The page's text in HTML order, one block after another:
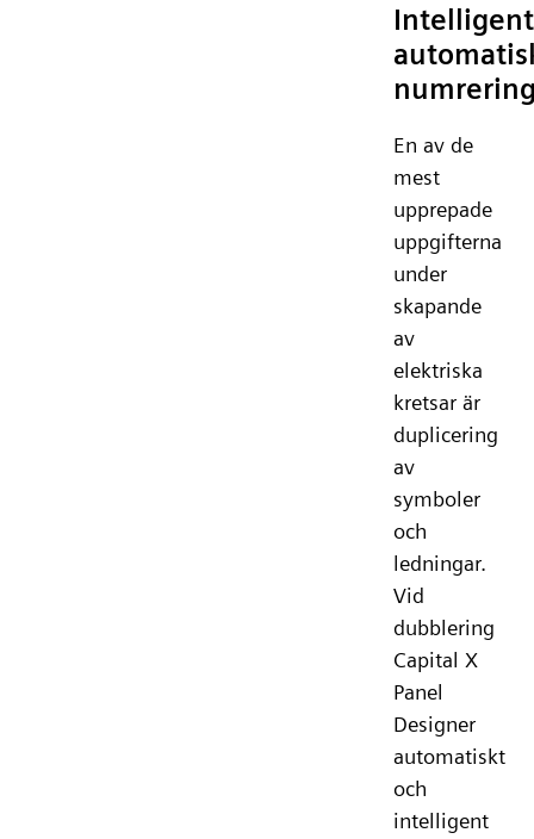
Intelligent
En av de
mest
upprepade
uppgifterna
under
skapande
av
elektriska
kretsar är
duplicering
av
symboler
och
ledningar.
Vid
dubblering
Capital X
Panel
Designer
automatiskt
och
intelligent